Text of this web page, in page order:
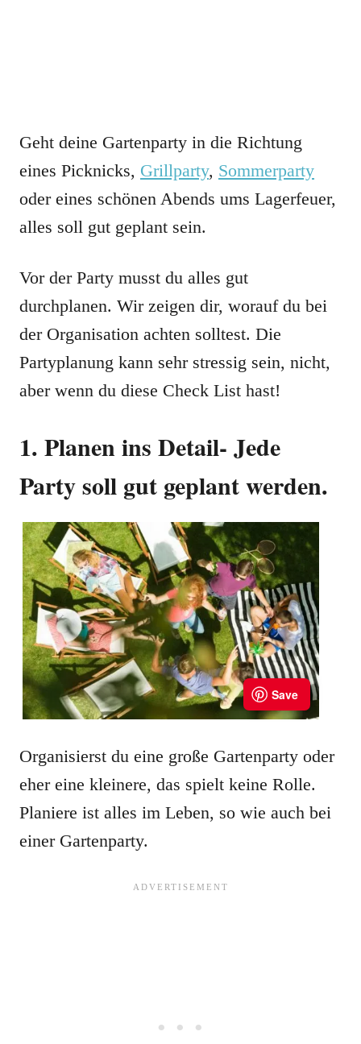
Geht deine Gartenparty in die Richtung
eines Picknicks, Grillparty, Sommerparty
oder eines schönen Abends ums Lagerfeuer,
alles soll gut geplant sein.
Vor der Party musst du alles gut
durchplanen. Wir zeigen dir, worauf du bei
der Organisation achten solltest. Die
Partyplanung kann sehr stressig sein, nicht,
aber wenn du diese Check List hast!
1. Planen ins Detail- Jede
Party soll gut geplant werden.
Organisierst du eine große Gartenparty oder
eher eine kleinere, das spielt keine Rolle.
Planiere ist alles im Leben, so wie auch bei
einer Gartenparty.